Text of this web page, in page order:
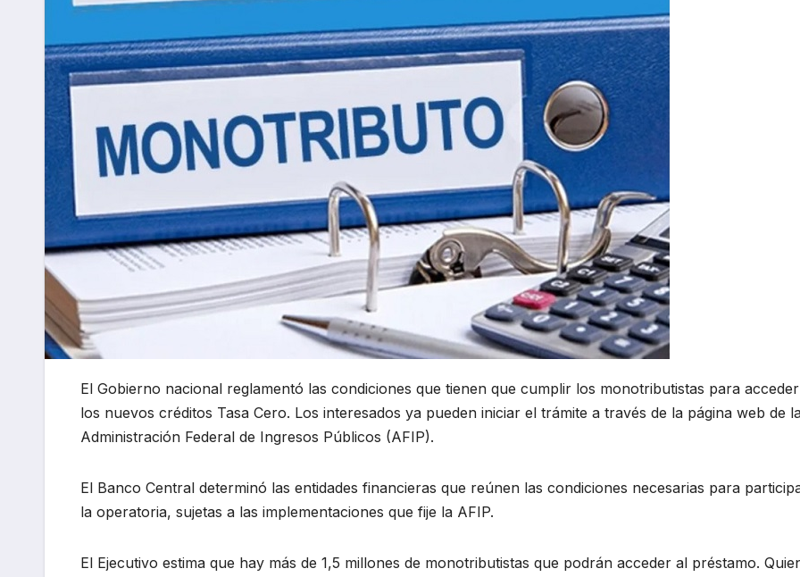
El Gobierno nacional reglamentó las condiciones que tienen que cumplir los monotributistas para
los nuevos créditos Tasa Cero. Los interesados ya pueden iniciar el trámite a través de la página web de
Administración Federal de Ingresos Públicos (AFIP).
El Banco Central determinó las entidades financieras que reúnen las condiciones necesarias para
la operatoria, sujetas a las implementaciones que fije la AFIP.
El Ejecutivo estima que hay más de 1,5 millones de monotributistas que podrán acceder al préstamo.